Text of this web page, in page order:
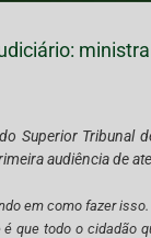
Superior Tribunal
audiência de
em como fazer
que todo o cidadão